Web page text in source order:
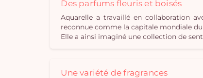
Des parfums fleuris et boisés
Aquarelle a travaillé en collaboration
reconnue comme la capitale mondiale
Elle a ainsi imaginé une collection de
Une variété de fragrances